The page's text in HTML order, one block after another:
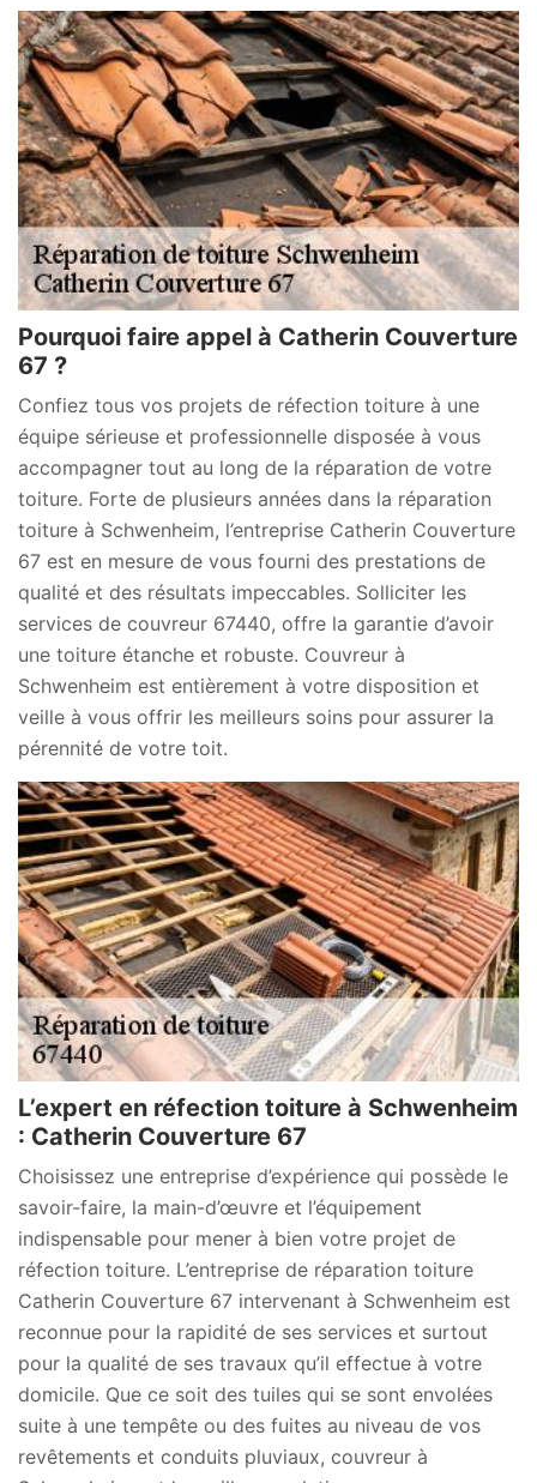
Pourquoi faire appel à Catherin Couverture
67 ?
Confiez tous vos projets de réfection toiture à une
équipe sérieuse et professionnelle disposée à vous
accompagner tout au long de la réparation de votre
toiture. Forte de plusieurs années dans la réparation
toiture à Schwenheim, l’entreprise Catherin Couverture
67 est en mesure de vous fourni des prestations de
qualité et des résultats impeccables. Solliciter les
services de couvreur 67440, offre la garantie d’avoir
une toiture étanche et robuste. Couvreur à
Schwenheim est entièrement à votre disposition et
veille à vous offrir les meilleurs soins pour assurer la
pérennité de votre toit.
L’expert en réfection toiture à Schwenheim
: Catherin Couverture 67
Choisissez une entreprise d’expérience qui possède le
savoir-faire, la main-d’œuvre et l’équipement
indispensable pour mener à bien votre projet de
réfection toiture. L’entreprise de réparation toiture
Catherin Couverture 67 intervenant à Schwenheim est
reconnue pour la rapidité de ses services et surtout
pour la qualité de ses travaux qu’il effectue à votre
domicile. Que ce soit des tuiles qui se sont envolées
suite à une tempête ou des fuites au niveau de vos
revêtements et conduits pluviaux, couvreur à